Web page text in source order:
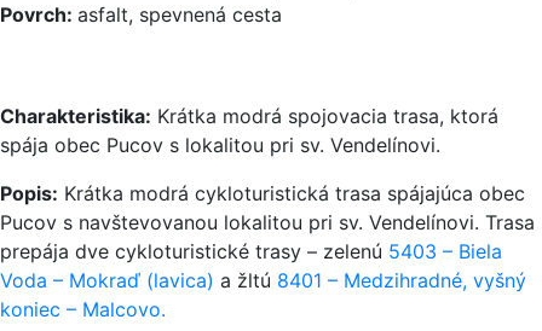
Povrch: asfalt, spevnená cesta
Charakteristika: Krátka modrá spojovacia trasa, ktorá
spája obec Pucov s lokalitou pri sv. Vendelínovi.
Popis: Krátka modrá cykloturistická trasa spájajúca obec
Pucov s navštevovanou lokalitou pri sv. Vendelínovi. Trasa
prepája dve cykloturistické trasy – zelenú 5403 – Biela
Voda – Mokraď (lavica) a žltú 8401 – Medzihradné, vyšný
koniec – Malcovo.